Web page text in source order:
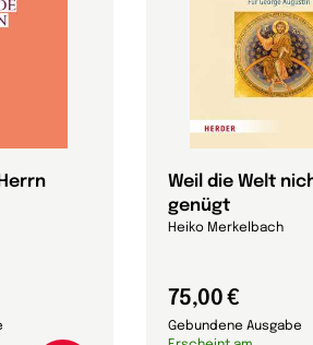
Weil die Welt
genügt
Heiko Merkelbach
75,00 €
Gebundene Ausgabe